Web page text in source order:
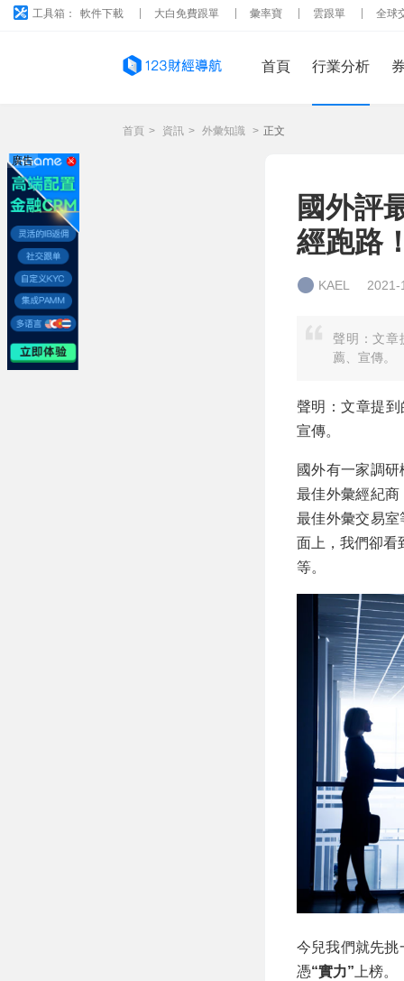
工具箱： 軟件下載 大白免費跟單 彙率寶 雲跟單 全球
首頁 行業分析
首頁 > 資訊 > 外彙知識 > 正文
國外評
經跑路
KAEL 2021-
聲明：文章
薦、宣傳。
聲明：文章提
宣傳。
國外有一家調
最佳外彙經紀
最佳外彙交易
面上，我們卻看
等。
今兒我們就先
憑“實力” 上榜。
廣告